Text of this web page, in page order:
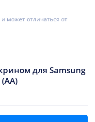
может отличаться от
для Samsung